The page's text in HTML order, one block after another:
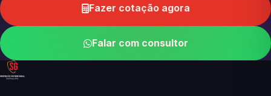
Fazer cotação agora
Falar com consultor